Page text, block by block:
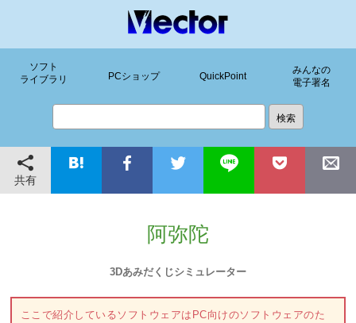
ソフト
ライブラリ
PCショップ QuickPoint
みんなの
電子署名
共有
阿弥陀
3Dあみだくじシミュレーター
ここで紹介しているソフトウェアはPC向けのソフトウェアのた